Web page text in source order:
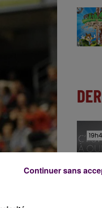
Continuer sans